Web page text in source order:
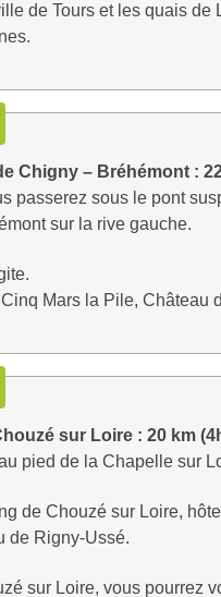
de Tours et les quais de
Chigny – Bréhémont :
passerez sous le pont
sur la rive gauche.
Mars la Pile, Château
sur Loire : 20 km
pied de la Chapelle sur
de Chouzé sur Loire,
de Rigny-Ussé.
sur Loire, vous pourrez